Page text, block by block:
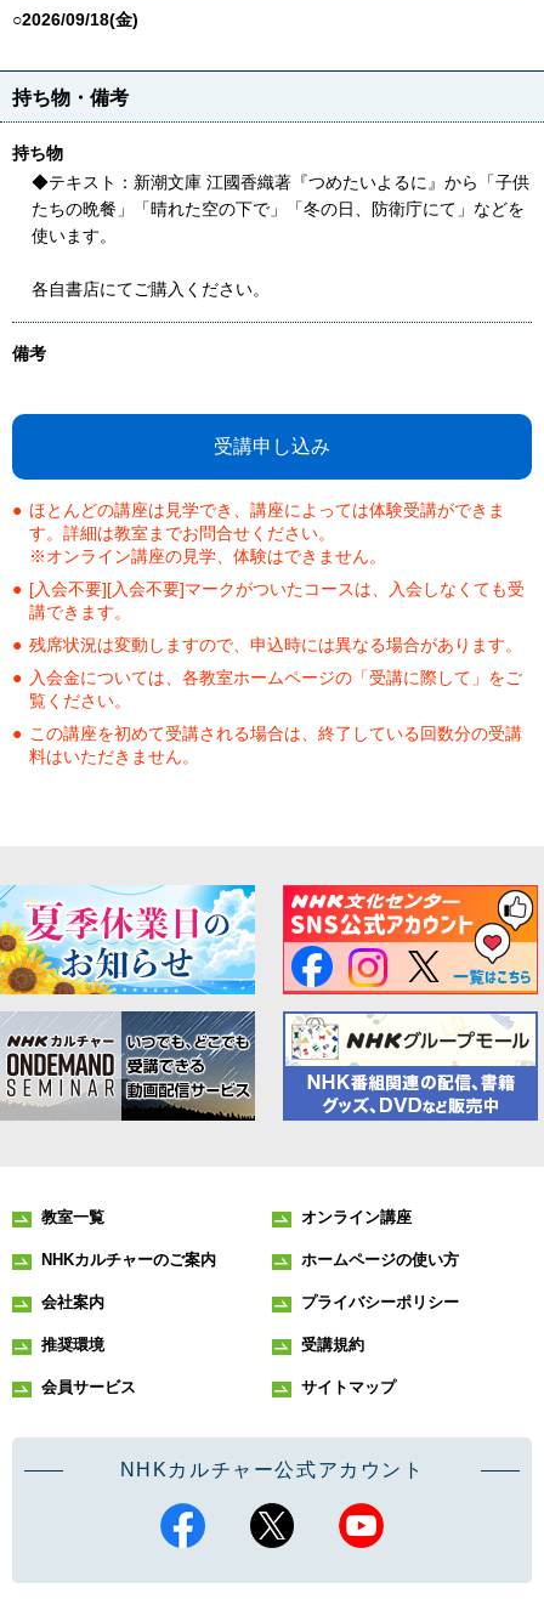
○2026/09/18(金)
持ち物・備考
持ち物
◆テキスト：新潮文庫 江國香織著『つめたいよるに』から「子供
たちの晩餐」「晴れた空の下で」「冬の日、防衛庁にて」などを
使います。
各自書店にてご購入ください。
備考
受講申し込み
ほとんどの講座は見学でき、講座によっては体験受講ができま
す。詳細は教室までお問合せください。
※オンライン講座の見学、体験はできません。
[入会不要][入会不要]マークがついたコースは、入会しなくても受
講できます。
残席状況は変動しますので、申込時には異なる場合があります。
入会金については、各教室ホームページの「受講に際して」をご
覧ください。
この講座を初めて受講される場合は、終了している回数分の受講
料はいただきません。
教室一覧 オンライン講座
NHKカルチャーのご案内 ホームページの使い方
会社案内 プライバシーポリシー
推奨環境 受講規約
会員サービス サイトマップ
NHKカルチャー公式アカウント